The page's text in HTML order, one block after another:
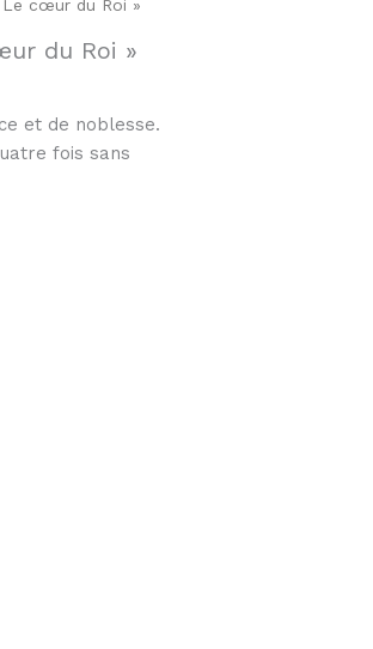
cœur du Roi »
du Roi »
et de noblesse.
fois sans